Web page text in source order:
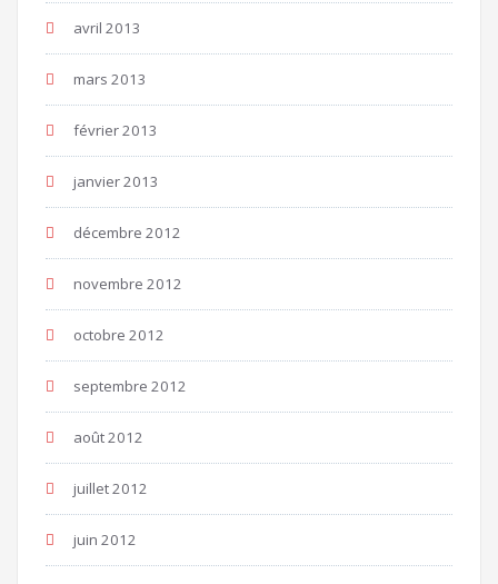
avril 2013
mars 2013
février 2013
janvier 2013
décembre 2012
novembre 2012
octobre 2012
septembre 2012
août 2012
juillet 2012
juin 2012